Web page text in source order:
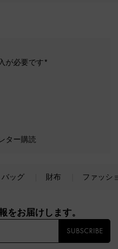
が必要です*
ター購読
バッグ 財布 ファッシ
をお届けします。​
SUBSCRIBE